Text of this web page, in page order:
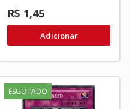
R$ 1,45
Adicionar
ESGOTADO